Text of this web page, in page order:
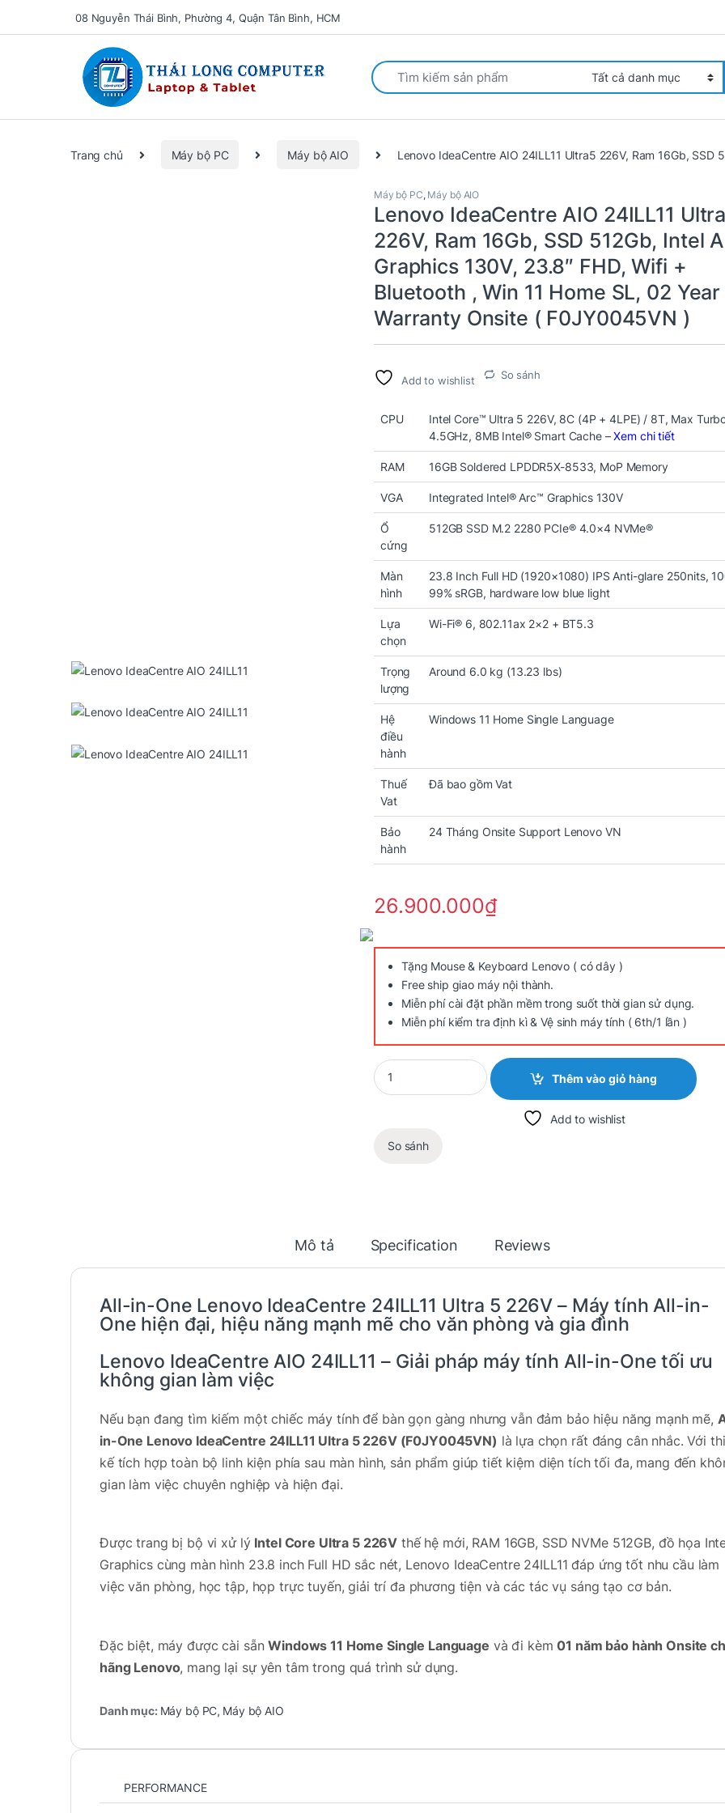
08 Nguyễn Thái Bình, Phường 4, Quận Tân Bình, HCM
Search for:
Trang chủ Máy bộ PC Máy bộ AIO Lenovo IdeaCentre AIO 24ILL11 Ultra5 226V, Ram 16Gb,
Máy bộ PC, Máy bộ AIO
Lenovo IdeaCentre AIO 24ILL11
226V, Ram 16Gb, SSD 512Gb, Intel
Graphics 130V, 23.8″ FHD, Wifi +
Bluetooth , Win 11 Home SL, 02 Year
Warranty Onsite ( F0JY0045VN )
Add to wishlist So sánh
CPU
Intel Core™ Ultra 5 226V, 8C (4P + 4LPE) / 8T, Max
4.5GHz, 8MB Intel® Smart Cache –Xem chi tiết
RAM 16GB Soldered LPDDR5X-8533, MoP Memory
VGA Integrated Intel® Arc™ Graphics 130V
Ổ
cứng
512GB SSD M.2 2280 PCIe® 4.0×4 NVMe®
Màn
hình
23.8 Inch Full HD (1920×1080) IPS Anti-glare 250nits,
99% sRGB, hardware low blue light
Lựa
chọn
Wi-Fi® 6, 802.11ax 2×2 + BT5.3
Trọng
lượng
Around 6.0 kg (13.23 lbs)
Hệ
điều
hành
Windows 11 Home Single Language
Thuế
Vat
Đã bao gồm Vat
Bảo
hành
24 Tháng Onsite Support Lenovo VN
26.900.000₫
Tặng Mouse & Keyboard Lenovo ( có dây )
Free ship giao máy nội thành.
Miễn phí cài đặt phần mềm trong suốt thời gian sử dụng.
Miễn phí kiểm tra định kì & Vệ sinh máy tính ( 6th/1 lần )
Quantity
Thêm vào giỏ hàng
Add to wishlist
So sánh
Mô tả Specification Reviews
All-in-One Lenovo IdeaCentre 24ILL11 Ultra 5 226V – Máy tính All-in-
One hiện đại, hiệu năng mạnh mẽ cho văn phòng và gia đình
Lenovo IdeaCentre AIO 24ILL11 – Giải pháp máy tính All-in-One tối ưu
không gian làm việc
Nếu bạn đang tìm kiếm một chiếc máy tính để bàn gọn gàng nhưng vẫn đảm bảo hiệu năng mạnh mẽ,
in-One Lenovo IdeaCentre 24ILL11 Ultra 5 226V (F0JY0045VN) là lựa chọn rất đáng cân nhắc. Với
kế tích hợp toàn bộ linh kiện phía sau màn hình, sản phẩm giúp tiết kiệm diện tích tối đa, mang đến
gian làm việc chuyên nghiệp và hiện đại.
Được trang bị bộ vi xử lý Intel Core Ultra 5 226V thế hệ mới, RAM 16GB, SSD NVMe 512GB, đồ họa
Graphics cùng màn hình 23.8 inch Full HD sắc nét, Lenovo IdeaCentre 24ILL11 đáp ứng tốt nhu cầu làm
việc văn phòng, học tập, họp trực tuyến, giải trí đa phương tiện và các tác vụ sáng tạo cơ bản.
Đặc biệt, máy được cài sẵnWindows 11 Home Single Language và đi kèm01 năm bảo hành Onsite
hãng Lenovo, mang lại sự yên tâm trong quá trình sử dụng.
Thiết kế All-in-One tinh tế, tối ưu không gian
Danh mục: Máy bộ PC, Máy bộ AIO
PERFORMANCE